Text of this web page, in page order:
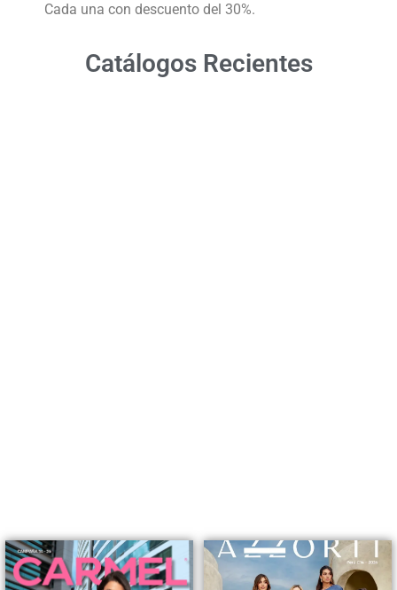
Cada una con descuento del 30%.
Catálogos Recientes